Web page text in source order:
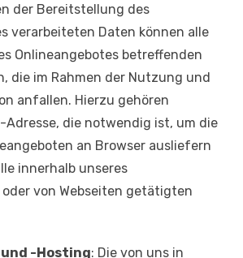
der Bereitstellung des
verarbeiteten Daten können alle
Onlineangebotes betreffenden
die im Rahmen der Nutzung und
anfallen. Hierzu gehören
Adresse, die notwendig ist, um die
an Browser ausliefern
innerhalb unseres
von Webseiten getätigten
und -Hosting: Die von uns in